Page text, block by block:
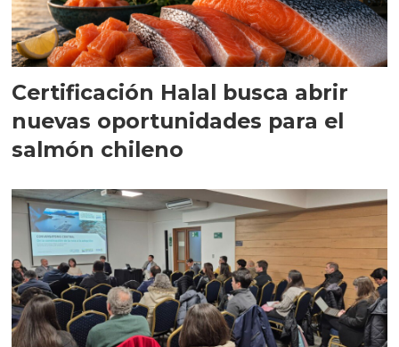
Certificación Halal busca abrir
nuevas oportunidades para el
salmón chileno